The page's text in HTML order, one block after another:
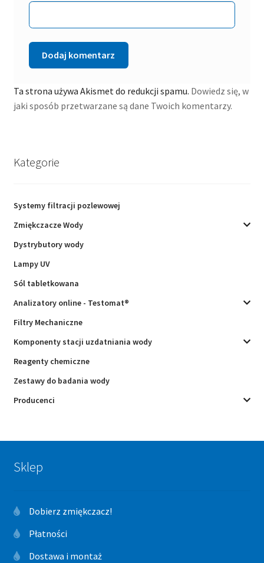
Ta strona używa Akismet do redukcji spamu. Dowiedz się, w
jaki sposób przetwarzane są dane Twoich komentarzy.
Kategorie
Systemy filtracji pozlewowej
Zmiękczacze Wody
Dystrybutory wody
Lampy UV
Sól tabletkowana
Analizatory online - Testomat®
Filtry Mechaniczne
Komponenty stacji uzdatniania wody
Reagenty chemiczne
Zestawy do badania wody
Producenci
Sklep
Dobierz zmiękczacz!
Płatności
Dostawa i montaż